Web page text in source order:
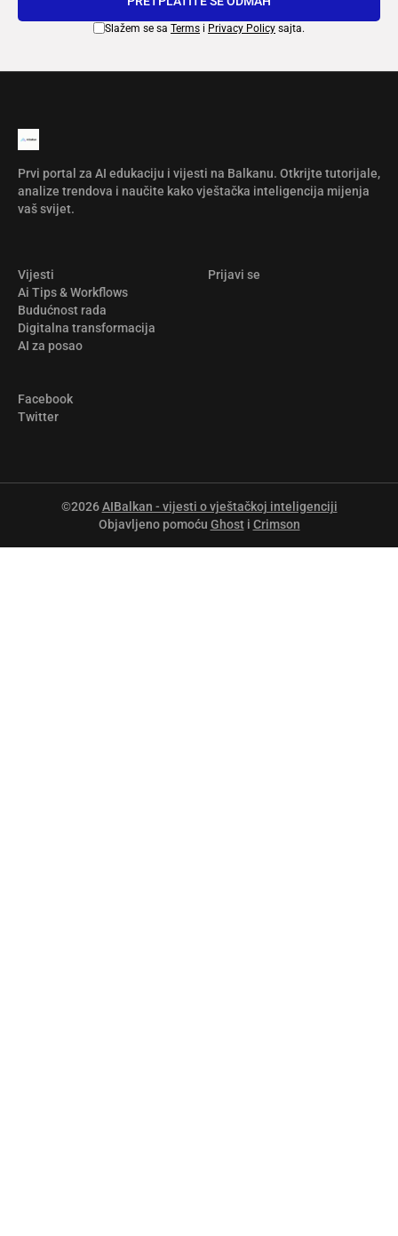
Slažem se sa Terms i Privacy Policy sajta.
Prvi portal za AI edukaciju i vijesti na Balkanu. Otkrijte tutorijale,
analize trendova i naučite kako vještačka inteligencija mijenja
vaš svijet.
Vijesti
Ai Tips & Workflows
Budućnost rada
Digitalna transformacija
AI za posao
Prijavi se
Facebook
Twitter
©2026AIBalkan - vijesti o vještačkoj inteligenciji
Objavljeno pomoću Ghosti Crimson